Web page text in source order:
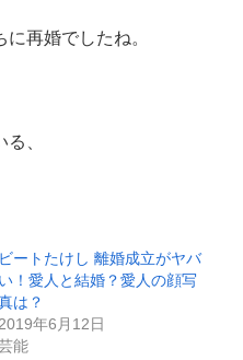
再婚でしたね。
、
ビートたけし 離婚成立がヤバ
い！愛人と結婚？愛人の顔写
は？
2019年6月12日
能